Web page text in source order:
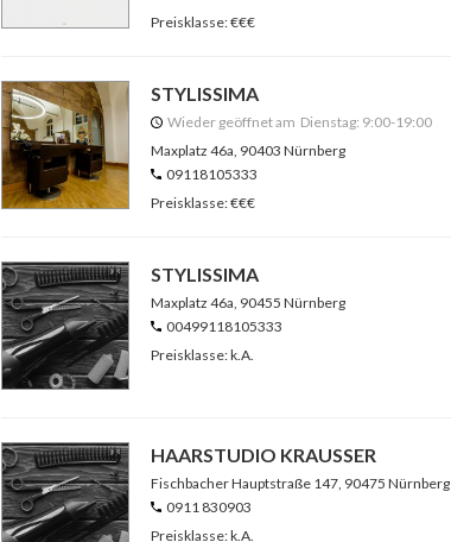
Preisklasse: €€€
STYLISSIMA
Wieder geöffnet am Dienstag: 9:00-19:00
Maxplatz 46a, 90403 Nürnberg
09118105333
Preisklasse: €€€
STYLISSIMA
Maxplatz 46a, 90455 Nürnberg
00499118105333
Preisklasse: k.A.
HAARSTUDIO KRAUSSER
Fischbacher Hauptstraße 147, 90475 Nürnberg
0911 830903
Preisklasse: k.A.